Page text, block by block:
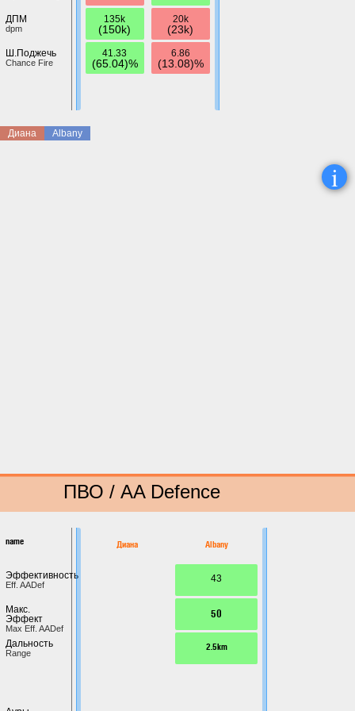
ДПМ
dpm
Ш.Поджечь
Chance Fire
135k
(150k)
41.33
(65.04)%
20k
(23k)
6.86
(13.08)%
Диана Albany
i
ПВО / AA Defence
name
Эффективность
Eff. AADef
Макс.
Эффект
Max Eff. AADef
Дальность
Range
Диана Albany
43
50
2.5km